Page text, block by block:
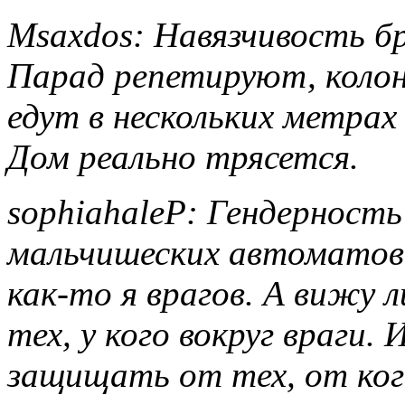
Msaxdos: Навязчивость
Парад репетируют,
едут в нескольких
Дом реально трясется.
sophiahaleP:
мальчишеских
как‑то я врагов. А вижу
тех, у кого вокруг враги.
защищать от тех, от